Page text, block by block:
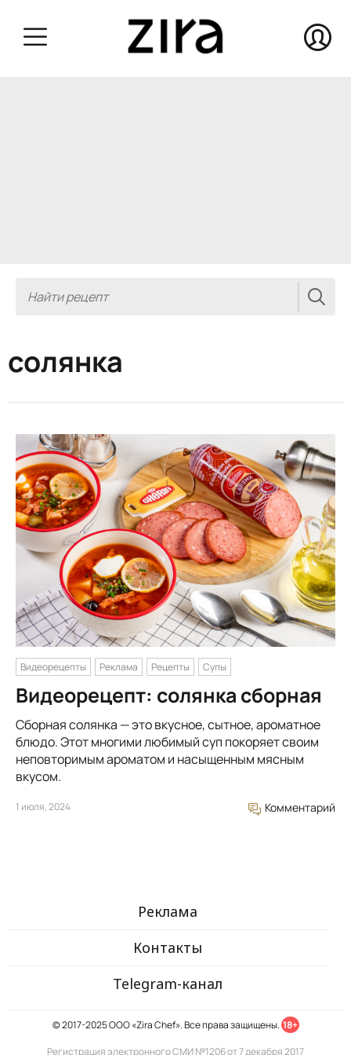
солянка
Видеорецепты Реклама Рецепты Супы
Видеорецепт: солянка сборная
Сборная солянка — это вкусное, сытное, ароматное
блюдо. Этот многими любимый суп покоряет своим
неповторимым ароматом и насыщенным мясным
вкусом.
1 июля, 2024 Комментарий
Реклама
Контакты
Telegram-канал
© 2017-2025 ООО «Zira Chef». Все права защищены. 18+
Регистрация электронного СМИ №1206 от 7 декабря 2017